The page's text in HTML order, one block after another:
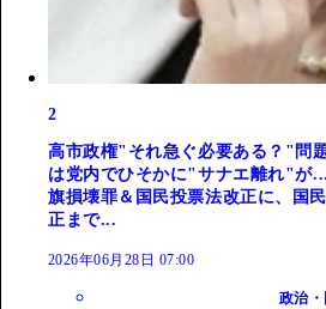
2
高市政権"それ急ぐ必要ある？"問
は党内でひそかに"サナエ離れ"が
旗損壊罪＆国民投票法改正に、国
正まで...
2026年06月28日 07:00
政治